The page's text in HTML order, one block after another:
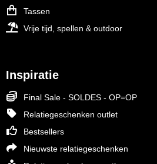
Tassen
Vrije tijd, spellen & outdoor
Inspiratie
Final Sale - SOLDES - OP=OP
Relatiegeschenken outlet
Bestsellers
Nieuwste relatiegeschenken